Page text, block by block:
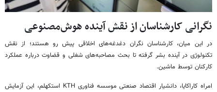
نگرانی کارشناسان از نقش آینده هوش‌مصنوعی
در این میان، کارشناسان نگران دغدغه‌های اخلاقی پیش رو هستند؛ از نقش
تکنولوژی در آینده بشر گرفته تا بحث مصاحبه‌های شغلی و قضاوت درباره عملکرد
کارکنان توسط ماشین.
امراه کاراکایا، دانشیار اقتصاد صنعتی موسسه فناوری KTH استکهلم، این آزمایش